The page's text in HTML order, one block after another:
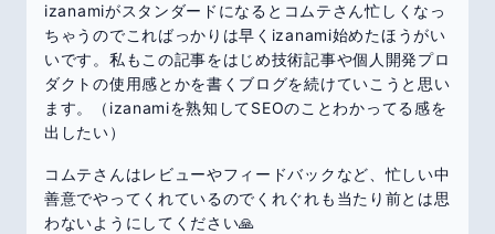
izanamiがスタンダードになるとコムテさん忙しくなっ
ちゃうのでこればっかりは早くizanami始めたほうがい
いです。私もこの記事をはじめ技術記事や個人開発プロ
ダクトの使用感とかを書くブログを続けていこうと思い
ます。（izanamiを熟知してSEOのことわかってる感を
出したい）
コムテさんはレビューやフィードバックなど、忙しい中
善意でやってくれているのでくれぐれも当たり前とは思
わないようにしてください🙏